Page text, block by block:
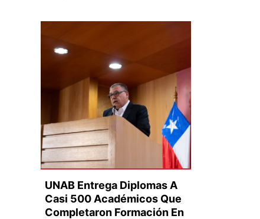
UNAB Entrega Diplomas A
Casi 500 Académicos Que
Completaron Formación En